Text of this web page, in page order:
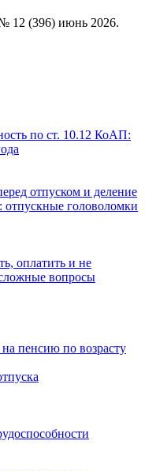
12 (396) июнь 2026.
по ст. 10.12 КоАП:
отпуском и деление
отпускные головоломки
оплатить и не
вопросы
пенсию по возрасту